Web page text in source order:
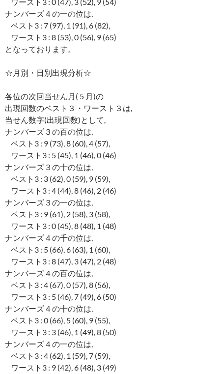
ナンバーズ４の一の位は,
ベスト3 : 7 (97), 1 (91), 6 (82),
ワースト3 : 8 (53), 0 (56), 9 (65)
となっております。
☆月別・日別出現分析☆
各位の次回当せん月( 5 月)の
出現回数のベスト３・ワースト３は,
当せん数字(出現回数)として,
ナンバーズ３の百の位は,
ベスト3 : 9 (73), 8 (60), 4 (57),
ワースト3 : 5 (45), 1 (46), 0 (46)
ナンバーズ３の十の位は,
ベスト3 : 3 (62), 0 (59), 9 (59),
ワースト3 : 4 (44), 8 (46), 2 (46)
ナンバーズ３の一の位は,
ベスト3 : 9 (61), 2 (58), 3 (58),
ワースト3 : 0 (45), 8 (48), 1 (48)
ナンバーズ４の千の位は,
ベスト3 : 5 (66), 6 (63), 1 (60),
ワースト3 : 8 (47), 3 (47), 2 (48)
ナンバーズ４の百の位は,
ベスト3 : 4 (67), 0 (57), 8 (56),
ワースト3 : 5 (46), 7 (49), 6 (50)
ナンバーズ４の十の位は,
ベスト3 : 0 (66), 5 (60), 9 (55),
ワースト3 : 3 (46), 1 (49), 8 (50)
ナンバーズ４の一の位は,
ベスト3 : 4 (62), 1 (59), 7 (59),
ワースト3 : 9 (42), 6 (48), 3 (49)